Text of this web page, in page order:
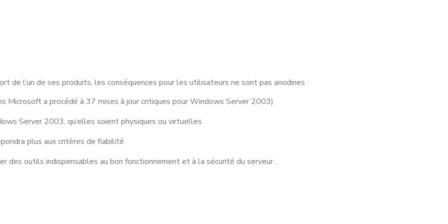
de l’un de ses produits, les conséquences pour les utilisateurs ne sont pas anodines :
Microsoft a procédé à 37 mises à jour critiques pour Windows Server 2003)
Server 2003, qu’elles soient physiques ou virtuelles
plus aux critères de fiabilité
des outils indispensables au bon fonctionnement et à la sécurité du serveur…